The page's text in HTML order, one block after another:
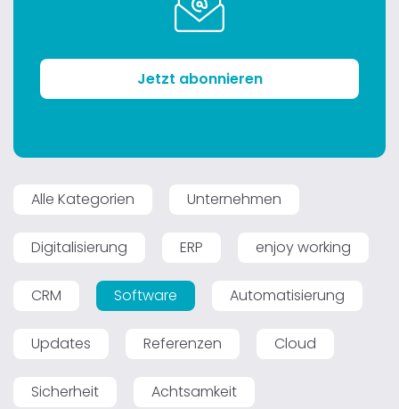
Jetzt abonnieren
Alle Kategorien Unternehmen
Digitalisierung ERP enjoy working
CRM Software Automatisierung
Updates Referenzen Cloud
Sicherheit Achtsamkeit